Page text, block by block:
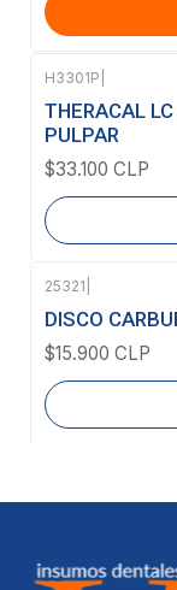
Agotado
H3301P
THERACAL
PULPAR
$33.100 CLP
Agotado
25321
DISCO
$15.900 CLP